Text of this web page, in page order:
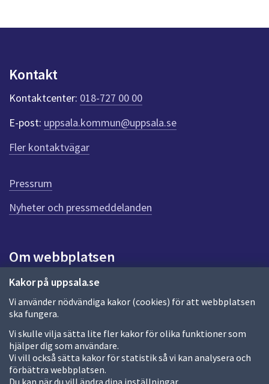
Kakor på uppsala.se
Vi använder nödvändiga kakor (cookies) för att webbplatsen
ska fungera.
Vi skulle vilja sätta lite fler kakor för olika funktioner som
hjälper dig som användare.
Vi vill också sätta kakor för statistik så vi kan analysera och
förbättra webbplatsen.
Du kan när du vill ändra dina inställningar.
n
k
t
e
r
f
ö
r
e
n
n
a
d
a
Kontakt
Kontaktcenter: 018-727 00 00
E-post: uppsala.kommun@uppsala.se
Fler kontaktvägar
Pressrum
Nyheter och pressmeddelanden
Om webbplatsen
Om webbplatsen
Allmänna handlingar och diarium
Behandling av personuppgifter
Kakor
Språk (other languages)